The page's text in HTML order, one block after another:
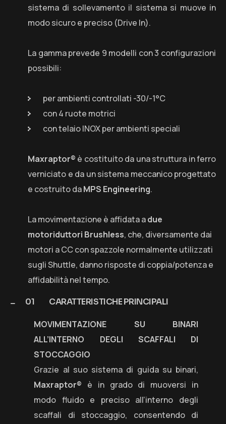
sistema di sollevamento il sistema si muove in
modo sicuro e preciso (Drive In).
La gamma prevede 9 modelli con 3 configurazioni
possibili:
per ambienti controllati -30/-1°C
con 4 ruote motrici
con telaio INOX per ambienti speciali
Maxraptor® è costituito da una struttura in ferro
verniciato e da un sistema meccanico progettato
e costruito daMPS Engineering.
La movimentazione è affidata adue
motoriduttori Brushless, che, diversamente dai
motori a CC con spazzole normalmente utilizzati
sugli Shuttle, danno risposte di coppia/potenza e
affidabilità nel tempo.
CARATTERISTICHE PRINCIPALI
MOVIMENTAZIONE SU BINARI
ALL’INTERNO DEGLI SCAFFALI DI
STOCCAGGIO
Grazie al suo sistema di guida su binari,
Maxraptor® è in grado di muoversi in
modo fluido e preciso all’interno degli
scaffali di stoccaggio, consentendo di